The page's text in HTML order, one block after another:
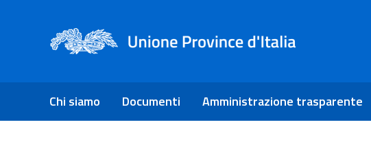
Chi siamo Documenti Amministrazione trasparente